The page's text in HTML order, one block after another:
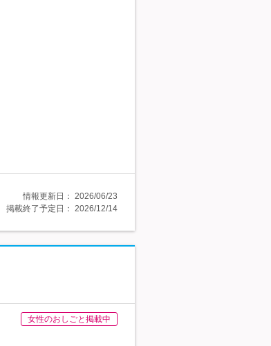
情報更新日： 2026/06/23
掲載終了予定日： 2026/12/14
女性のおしごと掲載中